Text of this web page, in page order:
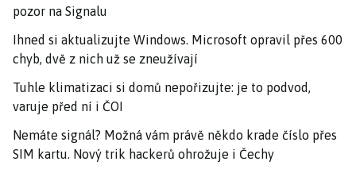
pozor na Signalu
Ihned si aktualizujte Windows. Microsoft opravil přes 600
chyb, dvě z nich už se zneužívají
Tuhle klimatizaci si domů nepořizujte: je to podvod,
varuje před ní i ČOI
Nemáte signál? Možná vám právě někdo krade číslo přes
SIM kartu. Nový trik hackerů ohrožuje i Čechy